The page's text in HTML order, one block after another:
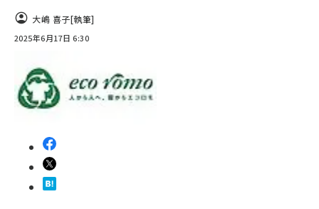
大嶋 喜子[執筆]
2025年6月17日 6:30